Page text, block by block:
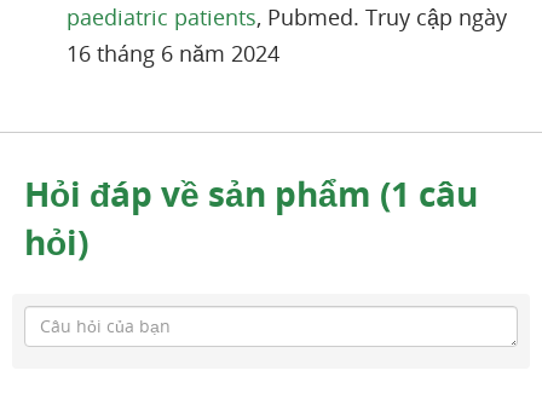
paediatric patients, Pubmed. Truy cập ngày
16 tháng 6 năm 2024
Hỏi đáp về sản phẩm (1 câu
hỏi)